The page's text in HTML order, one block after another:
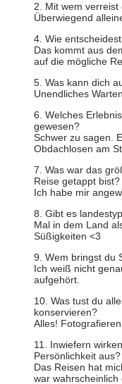
2. Mit wem verreist
Überwiegend
4. Wie
Das kommt aus
auf die mögliche
5. Was kann dich
Unendliches
6. Welches
gewesen?
Schwer zu sagen.
Obdachlosen am
7. Was war das
Reise getappt bist?
Ich habe mir
8. Gibt es
Mal in dem Land
Süßigkeiten <3
9. Wem bringst du
Ich weiß nicht
aufgehört.
10. Was tust du
konservieren?
Alles!
11. Inwiefern
Persönlichkeit aus?
Das Reisen hat
war